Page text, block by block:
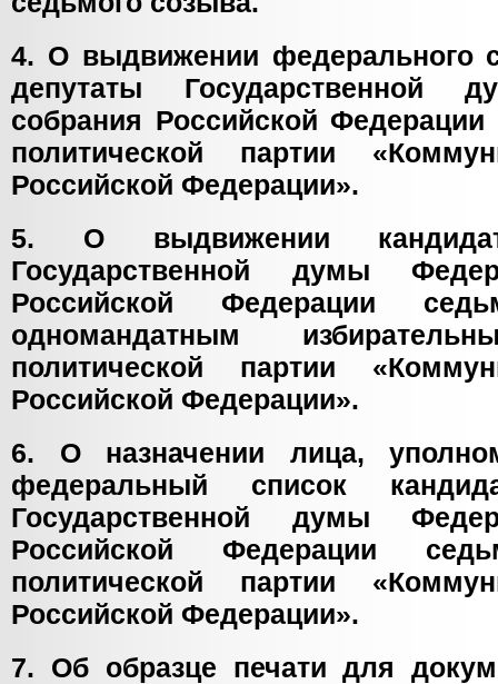
4. О выдвижении федерального
депутаты Государственной
собрания Российской
политической партии
Российской Федерации».
5. О выдвижении
Государственной думы
Российской Федерации
одномандатным
политической партии
Российской Федерации».
6. О назначении лица,
федеральный список
Государственной думы
Российской Федерации
политической партии
Российской Федерации».
7. Об образце печати для